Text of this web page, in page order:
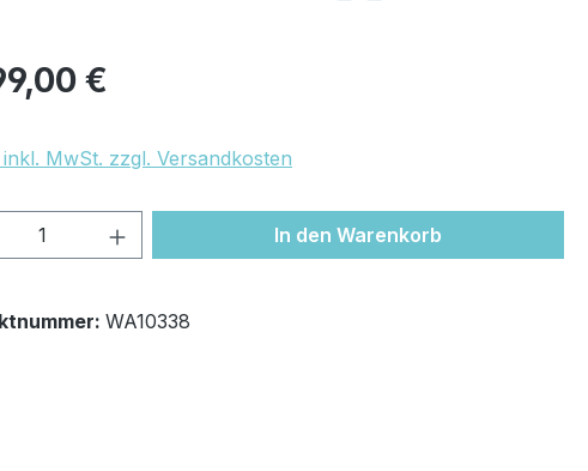
Preis: €
inkl. MwSt. zzgl. Versandkosten
Anzahl: Gib den gewünschten Wert
In den Warenkorb
WA10338